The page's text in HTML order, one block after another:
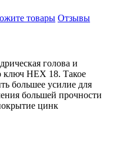
товары Отзывы
голова и
ключ HEX 18. Такое
большее усилие для
большей прочности
цинк